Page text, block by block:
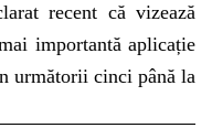
recent că vizează
importantă aplicație
următorii cinci până la